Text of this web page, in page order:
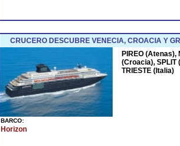
CRUCERO DESCUBRE VENECIA, CROACIA Y
BARCO:
Horizon
PIREO
(Croacia), SPLIT
TRIESTE (Italia)